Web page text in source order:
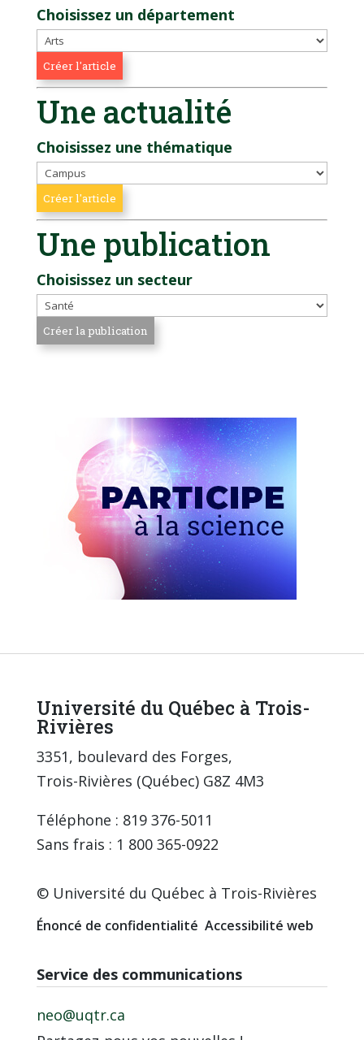
Choisissez un département
Une actualité
Choisissez une thématique
Une publication
Choisissez un secteur
Université du Québec à Trois-
Rivières
3351, boulevard des Forges,
Trois-Rivières (Québec) G8Z 4M3
Téléphone : 819 376-5011
Sans frais : 1 800 365-0922
© Université du Québec à Trois-Rivières
Énoncé de confidentialité Accessibilité web
Service des communications
neo@uqtr.ca